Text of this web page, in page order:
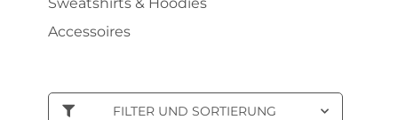
Accessoires
FILTER UND SORTIERUNG